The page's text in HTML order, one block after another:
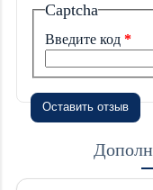
Captcha
Введите код
Оставить отзыв